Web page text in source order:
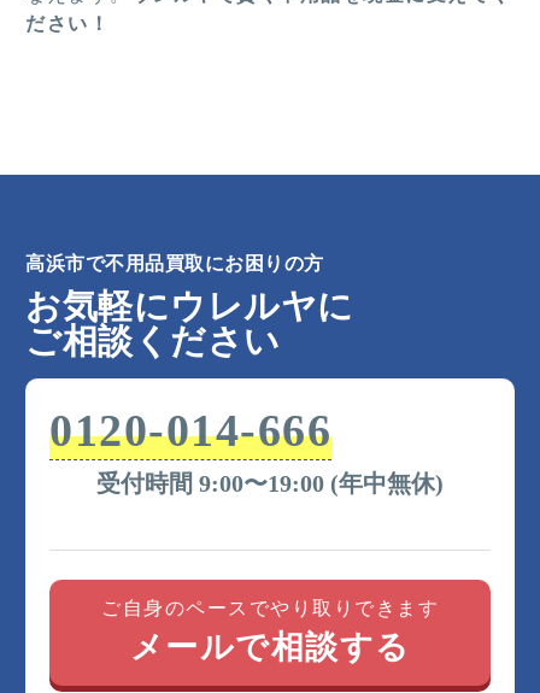
ださい！
高浜市で不用品買取にお困りの方
お気軽にウレルヤに
ご相談ください
0120-014-666
受付時間 9:00〜19:00 (年中無休)
ご自身のペースでやり取りできます
メールで相談する